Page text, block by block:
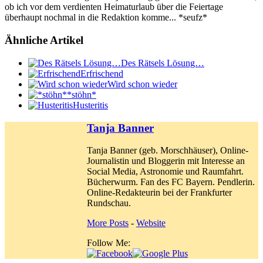
ob ich vor dem verdienten Heimaturlaub über die Feiertage
überhaupt nochmal in die Redaktion komme... *seufz*
Ähnliche Artikel
Des Rätsels Lösung…
Erfrischend
Wird schon wieder
*stöhn*
Husteritis
Tanja Banner
Tanja Banner (geb. Morschhäuser), Online-
Journalistin und Bloggerin mit Interesse an
Social Media, Astronomie und Raumfahrt.
Bücherwurm. Fan des FC Bayern. Pendlerin.
Online-Redakteurin bei der Frankfurter
Rundschau.
More Posts - Website
Follow Me: